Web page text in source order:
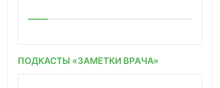
ПОДКАСТЫ «ЗАМЕТКИ ВРАЧА»